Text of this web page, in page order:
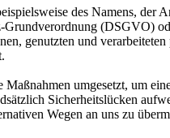
des Namens,
(DSGVO)
genutzten und
umgesetzt, um
Sicherheitslücken
Wegen an uns zu